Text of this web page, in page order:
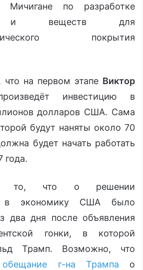
Мичигане по разработке
и веществ для
покрытия
что на первом этапе Виктор
инвестицию в
долларов США. Сама
будут наняты около 70
будет начать работать
года.
то, что о решении
в экономику США было
два дня после объявления
гонки, в которой
Трамп. Возможно, что
обещание г-на Трампа о